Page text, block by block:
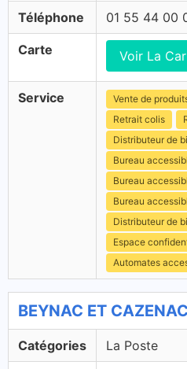
Téléphone 01 55 44 00
Carte Voir La
Service Vente de
Retrait colis
Distributeur de
Bureau
Bureau
Bureau
Distributeur de
Espace
Automates
BEYNAC ET
Catégories La Poste